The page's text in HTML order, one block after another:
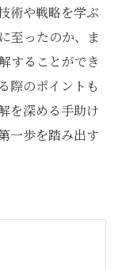
術や戦略を学ぶ
至ったのか、ま
することができ
際のポイントも
を深める手助け
一歩を踏み出す